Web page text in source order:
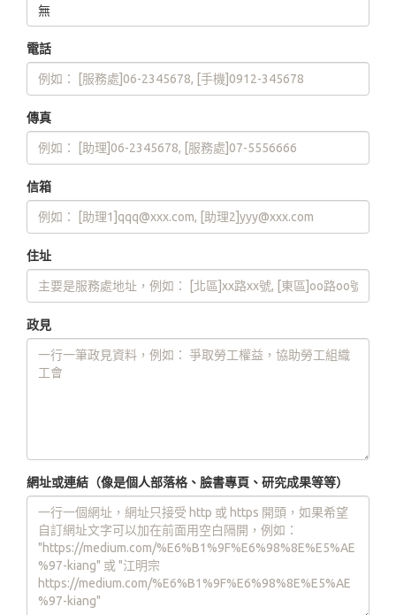
電話
傳真
信箱
住址
政見
網址或連結（像是個人部落格、臉書專頁、研究成果等等）